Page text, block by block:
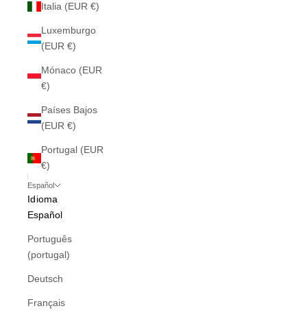
Italia (EUR €)
Luxemburgo
(EUR €)
Mónaco (EUR
€)
Países Bajos
(EUR €)
Portugal (EUR
€)
Español
Idioma
Español
Português
(portugal)
Deutsch
Français